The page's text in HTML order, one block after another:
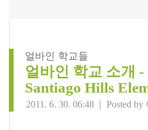
얼바인 학교들
얼바인 학교 소개
Santiago Hills
2011. 6. 30. 06:48 | Posted by